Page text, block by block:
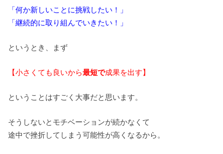
「何か新しいことに挑戦したい！」
「継続的に取り組んでいきたい！」
というとき、まず
【小さくても良いから最短で成果を出す】
ということはすごく大事だと思います。
そうしないとモチベーションが続かなくて
途中で挫折してしまう可能性が高くなるから。